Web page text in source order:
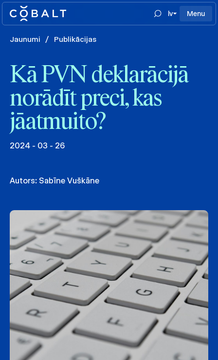
lv Menu
Jaunumi / Publikācijas
Kā PVN deklarācijā
norādīt preci, kas
jāatmuito?
2024 - 03 - 26
Autors: Sabīne Vuškāne